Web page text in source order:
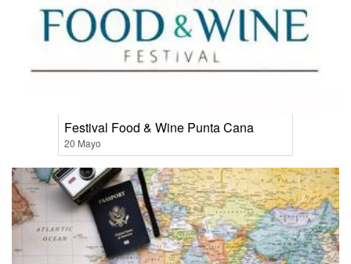
Festival Food & Wine Punta Cana
20 Mayo